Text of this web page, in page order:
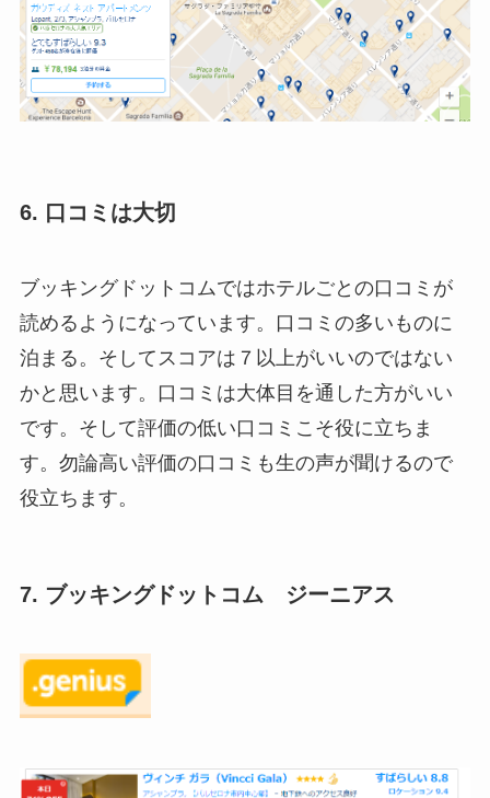
6. 口コミは大切
ブッキングドットコムではホテルごとの口コミが
読めるようになっています。口コミの多いものに
泊まる。そしてスコアは７以上がいいのではない
かと思います。口コミは大体目を通した方がいい
です。そして評価の低い口コミこそ役に立ちま
す。勿論高い評価の口コミも生の声が聞けるので
役立ちます。
7. ブッキングドットコム ジーニアス